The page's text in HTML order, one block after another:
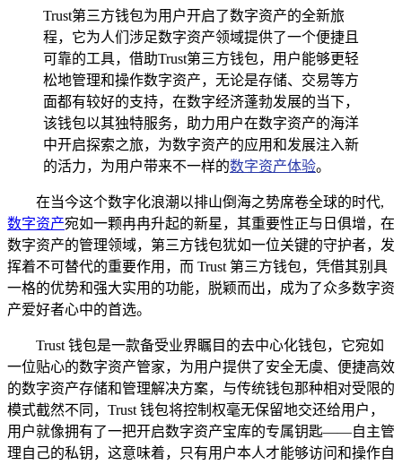
Trust第三方钱包为用户开启了数字资产的全新旅
程，它为人们涉足数字资产领域提供了一个便捷且
可靠的工具，借助Trust第三方钱包，用户能够更轻
松地管理和操作数字资产，无论是存储、交易等方
面都有较好的支持，在数字经济蓬勃发展的当下，
该钱包以其独特服务，助力用户在数字资产的海洋
中开启探索之旅，为数字资产的应用和发展注入新
的活力，为用户带来不一样的数字资产体验。
在当今这个数字化浪潮以排山倒海之势席卷全球的时代,
数字资产宛如一颗冉冉升起的新星，其重要性正与日俱增，在
数字资产的管理领域，第三方钱包犹如一位关键的守护者，发
挥着不可替代的重要作用，而 Trust 第三方钱包，凭借其别具
一格的优势和强大实用的功能，脱颖而出，成为了众多数字资
产爱好者心中的首选。
Trust 钱包是一款备受业界瞩目的去中心化钱包，它宛如
一位贴心的数字资产管家，为用户提供了安全无虞、便捷高效
的数字资产存储和管理解决方案，与传统钱包那种相对受限的
模式截然不同，Trust 钱包将控制权毫无保留地交还给用户，
用户就像拥有了一把开启数字资产宝库的专属钥匙——自主管
理自己的私钥，这意味着，只有用户本人才能够访问和操作自